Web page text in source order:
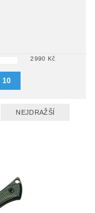
2990 Kč
10
NEJDRAŽŠÍ